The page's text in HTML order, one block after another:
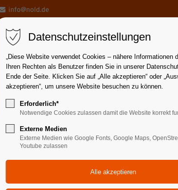
info@nold.de
| 09.-
Datenschutzeinstellungen
„Diese Website verwendet Cookies – nähere Informationen
Ihren Rechten als Benutzer finden Sie in unserer
Ende der Seite. Klicken Sie auf „Alle akzeptieren“ oder
akzeptieren“, um unsere Website besuchen zu können.
Erforderlich*
Notwendige Cookies zulassen damit die Website korrekt
Externe Medien
Externe Medien wie Google Fonts, Google Maps,
Youtube zulassen